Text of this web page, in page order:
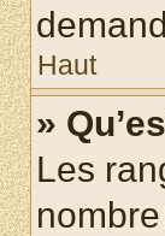
Haut
»
Les